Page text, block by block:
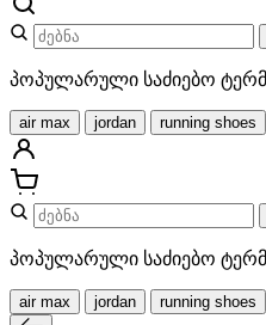
პოპულარული საძიებო
air max jordan running shoes
პოპულარული საძიებო
air max jordan running shoes